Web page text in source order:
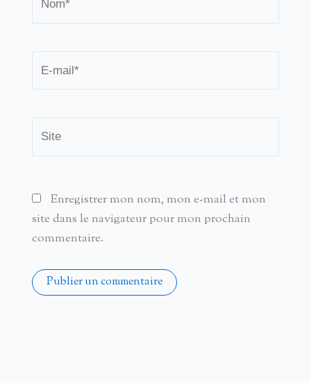
mail*
Enregistrer mon nom, mon e-mail et mon
site dans le navigateur pour mon prochain
commentaire.